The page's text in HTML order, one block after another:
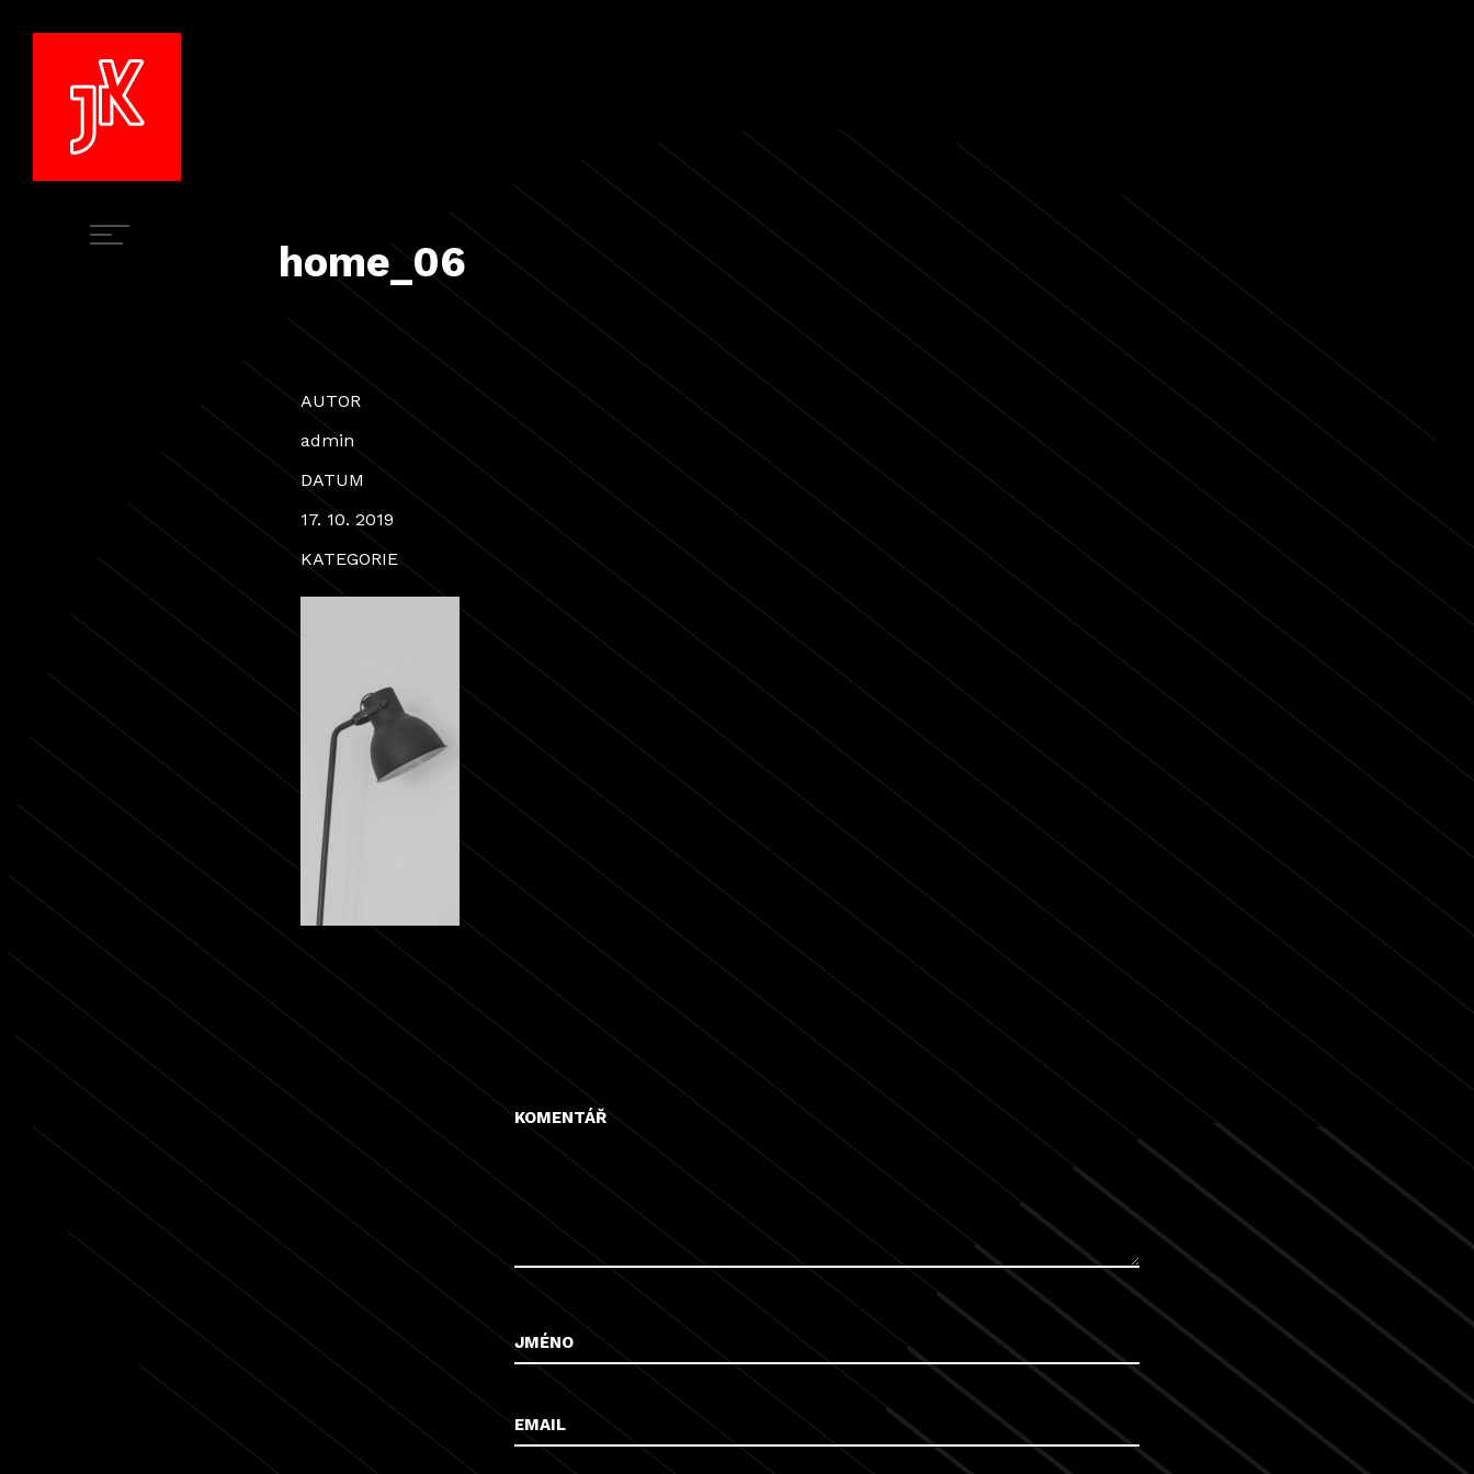
home_06
AUTOR
admin
DATUM
17. 10. 2019
KATEGORIE